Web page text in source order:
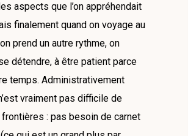
aspects que l’on appréhendait
finalement quand on voyage au
prend un autre rythme, on
détendre, à être patient parce
temps. Administrativement
vraiment pas difficile de
: pas besoin de carnet